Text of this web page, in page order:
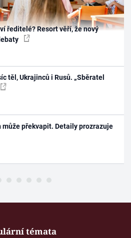
ředitelé? Resort věří, že nový
těl, Ukrajinců i Rusů. „Sběratel
může překvapit. Detaily prozrazuje
témata